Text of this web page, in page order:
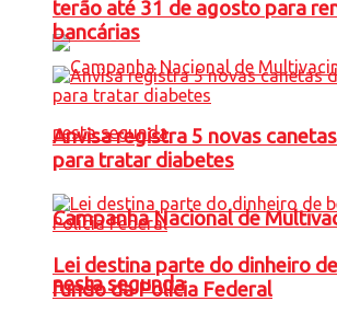
Campanha Nacional de
nesta segunda
terão até 31 de agosto para
bancárias
Anvisa registra 5 novas
para tratar diabetes
Lei destina parte do dinheiro
fundo da Polícia Federal